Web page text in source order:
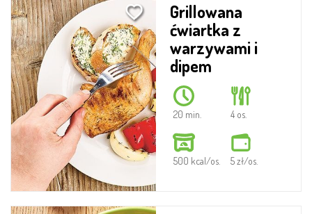
Grillowana
ćwiartka z
warzywami i
dipem
20 min. 4 os.
500 kcal/os. 5 zł/os.